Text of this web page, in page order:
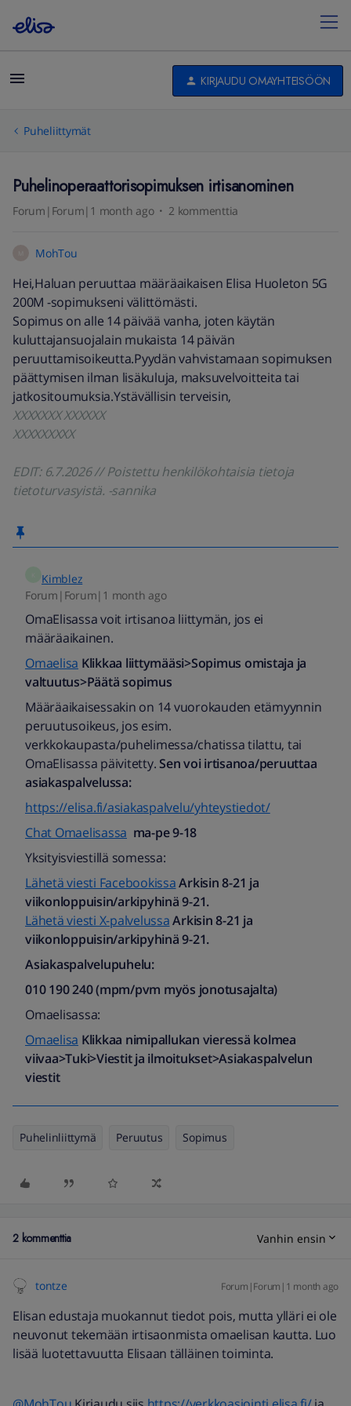
KIRJAUDU OMAYHTEISÖÖN
Puheliittymät
Puhelinoperaattorisopimuksen irtisanominen
Forum|Forum|1 month ago 2 kommenttia
MohTou
Hei,Haluan peruuttaa määräaikaisen Elisa Huoleton 5G
200M -sopimukseni välittömästi.
Sopimus on alle 14 päivää vanha, joten käytän
kuluttajansuojalain mukaista 14 päivän
peruuttamisoikeutta.Pyydän vahvistamaan sopimuksen
päättymisen ilman lisäkuluja, maksuvelvoitteita tai
jatkositoumuksia.Ystävällisin terveisin,
XXXXXXX XXXXXX
XXXXXXXXX
EDIT: 6.7.2026 // Poistettu henkilökohtaisia tietoja
tietoturvasyistä. -sannika
Kimblez
Forum|Forum|1 month ago
OmaElisassa voit irtisanoa liittymän, jos ei
määräaikainen.
Omaelisa Klikkaa liittymääsi>Sopimus omistaja ja
valtuutus>Päätä sopimus
Määräaikaisessakin on 14 vuorokauden etämyynnin
peruutusoikeus, jos esim.
verkkokaupasta/puhelimessa/chatissa tilattu, tai
OmaElisassa päivitetty.Sen voi irtisanoa/peruuttaa
asiakaspalvelussa:
https://elisa.fi/asiakaspalvelu/yhteystiedot/
Chat Omaelisassa ma-pe 9-18
Yksityisviestillä somessa:
Lähetä viesti FacebookissaArkisin 8-21 ja
viikonloppuisin/arkipyhinä 9-21.
Lähetä viesti X-palvelussaArkisin 8-21 ja
viikonloppuisin/arkipyhinä 9-21.
Asiakaspalvelupuhelu:
010 190 240 (mpm/pvm myös jonotusajalta)​
Omaelisassa:
Omaelisa Klikkaa nimipallukan vieressä kolmea
viivaa>Tuki>Viestit ja ilmoitukset>Asiakaspalvelun
viestit
Puhelinliittymä Peruutus Sopimus
2 kommenttia Vanhin ensin
tontze Forum|Forum|1 month ago
Elisan edustaja muokannut tiedot pois, mutta ylläri ei ole
neuvonut tekemään irtisaonmista omaelisan kautta. Luo
lisää luotettavuutta Elisaan tälläinen toiminta.